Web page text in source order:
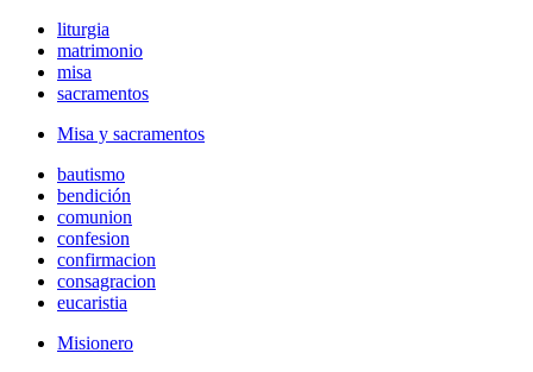
liturgia
matrimonio
misa
sacramentos
Misa y sacramentos
bautismo
bendición
comunion
confesion
confirmacion
consagracion
eucaristia
Misionero